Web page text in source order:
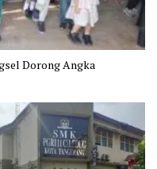
Dorong Angka